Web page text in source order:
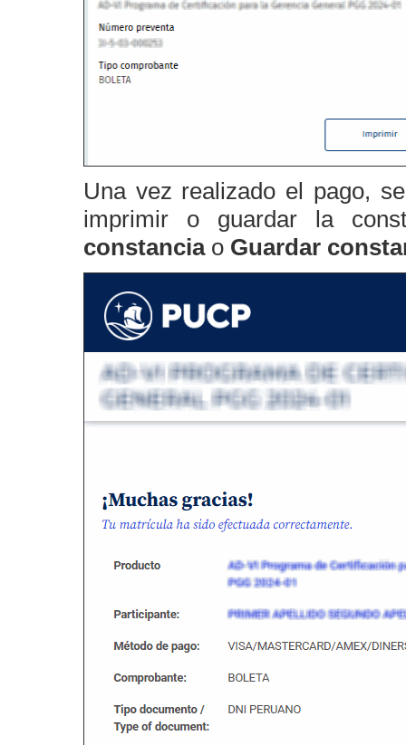
Una vez realizado el pago,
imprimir o guardar la
constanciao Guardar